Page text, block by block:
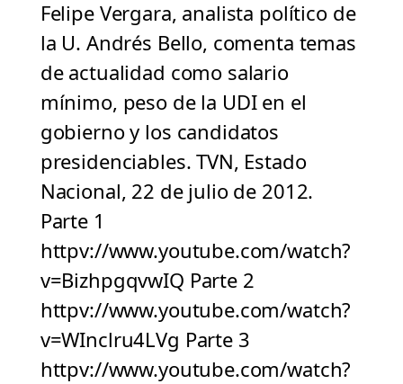
Felipe Vergara, analista político de
la U. Andrés Bello, comenta temas
de actualidad como salario
mínimo, peso de la UDI en el
gobierno y los candidatos
presidenciables. TVN, Estado
Nacional, 22 de julio de 2012.
Parte 1
httpv://www.youtube.com/watch?
v=BizhpgqvwIQ Parte 2
httpv://www.youtube.com/watch?
v=WInclru4LVg Parte 3
httpv://www.youtube.com/watch?